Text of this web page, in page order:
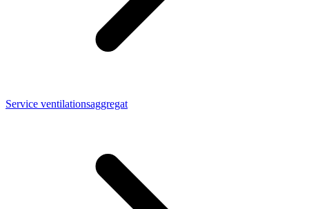
Service ventilationsaggregat